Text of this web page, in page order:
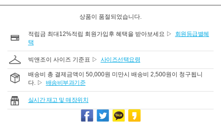
상품이 품절되었습니다.
적립금 최대12%적립 회원가입후 혜택을 받아보세요 ▷
회원등급별혜
택
빅앤조이 사이즈 기준표 ▷ 사이즈선택요령
배송비 총 결제금액이 50,000원 미만시 배송비 2,500원이 청구됩니
다. ▷ 배송비부과기준
실시간 재고 및 매장위치